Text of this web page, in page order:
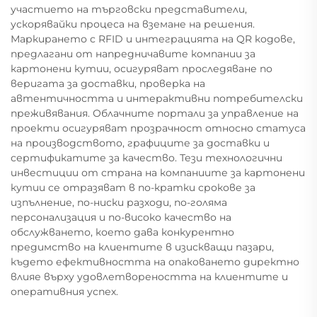
участието на търговски представители,
ускорявайки процеса на вземане на решения.
Маркирането с RFID и интеграцията на QR кодове,
предлагани от напредничавите компании за
картонени кутии, осигуряват проследяване по
веригата за доставки, проверка на
автентичността и интерактивни потребителски
преживявания. Облачните портали за управление на
проекти осигуряват прозрачност относно статуса
на производството, графиците за доставки и
сертификатите за качество. Тези технологични
инвестиции от страна на компаниите за картонени
кутии се отразяват в по-кратки срокове за
изпълнение, по-ниски разходи, по-голяма
персонализация и по-високо качество на
обслужването, което дава конкурентно
предимство на клиентите в изискващи пазари,
където ефективността на опаковането директно
влияе върху удовлетвореността на клиентите и
оперативния успех.